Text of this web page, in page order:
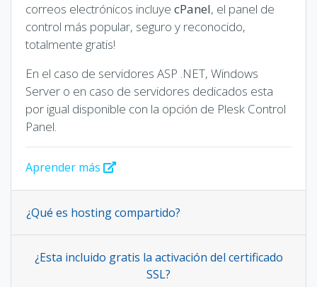
correos electrónicos incluye cPanel, el panel de
control más popular, seguro y reconocido,
totalmente gratis!
En el caso de servidores ASP .NET, Windows
Server o en caso de servidores dedicados esta
por igual disponible con la opción de Plesk Control
Panel.
Aprender más
¿Qué es hosting compartido?
¿Esta incluido gratis la activación del certificado
SSL?